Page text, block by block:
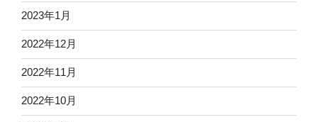
2023年1月
2022年12月
2022年11月
2022年10月